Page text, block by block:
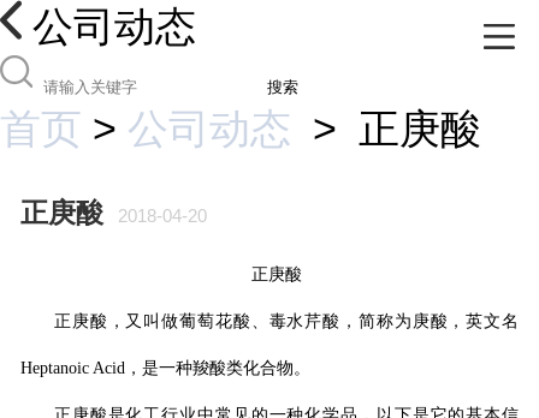
公司动态
搜索
首页 > 公司动态 > 正庚酸
正庚酸 2018-04-20
正庚酸
正庚酸 ，又叫做葡萄花酸、毒水芹酸，简称为 庚酸 ，英文名
Heptanoic Acid ，是一种羧酸类化合物。